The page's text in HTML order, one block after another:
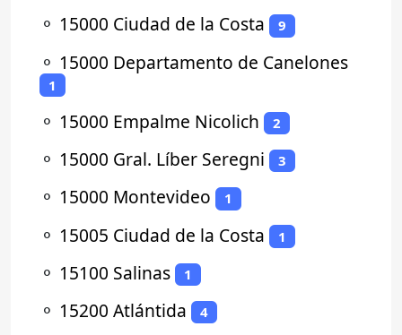
⚬ 15000 Ciudad de la Costa 9
⚬ 15000 Departamento de Canelones
1
⚬ 15000 Empalme Nicolich 2
⚬ 15000 Gral. Líber Seregni 3
⚬ 15000 Montevideo 1
⚬ 15005 Ciudad de la Costa 1
⚬ 15100 Salinas 1
⚬ 15200 Atlántida 4